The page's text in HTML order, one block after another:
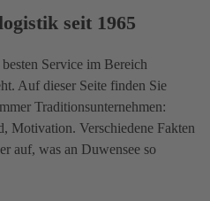
seit 1965
Service im Bereich
Auf dieser Seite finden Sie
Traditionsunternehmen:
Motivation. Verschiedene Fakten
auf, was an Duwensee so